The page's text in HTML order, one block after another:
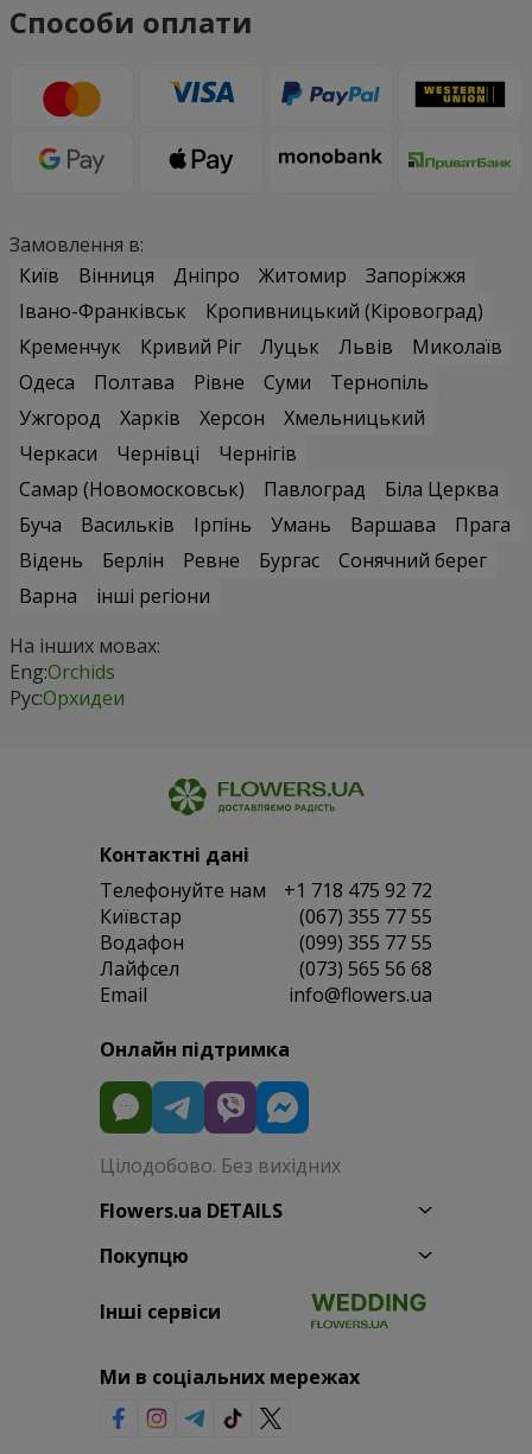
Способи оплати
Замовлення в:
Київ
Вінниця Дніпро Житомир
Запоріжжя
Івано-Франківськ
Кропивницький (Кіровоград)
Кременчук
Кривий Ріг Луцьк Львів
Миколаїв
Одеса
Полтава Рівне Суми
Тернопіль
Ужгород
Харків Херсон
Хмельницький
Черкаси
Чернівці
Чернігів
Самар (Новомосковськ)
Павлоград
Біла Церква
Буча
Васильків Ірпінь Умань Варшава
Прага
Відень
Берлін Ревне Бургас
Сонячний берег
Варна
інші регіони
На інших мовах:
Eng:Orchids
Рус:Орхидеи
Контактні дані
Телефонуйте нам
+1 718 475 92 72
Київстар
(067) 355 77 55
Водафон
(099) 355 77 55
Лайфсел
(073) 565 56 68
Email
info@flowers.ua
Онлайн підтримка
Цілодобово. Без вихідних
Flowers.ua DETAILS
Покупцю
Інші сервіси
Ми в соціальних мережах